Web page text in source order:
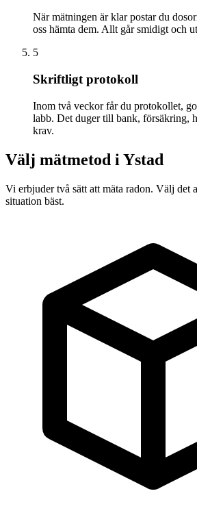
När mätningen är klar postar du
oss hämta dem. Allt går smidigt och
5
Skriftligt protokoll
Inom två veckor får du protokollet,
labb. Det duger till bank, försäkring,
krav.
Välj mätmetod i Ystad
Vi erbjuder två sätt att mäta radon. Välj det
situation bäst.